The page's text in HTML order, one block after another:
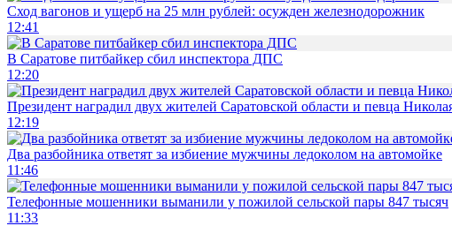
Сход вагонов и ущерб на 25 млн рублей: осужден железнодорожник
12:41
В Саратове питбайкер сбил инспектора ДПС
12:20
Президент наградил двух жителей Саратовской области и певца
12:19
Два разбойника ответят за избиение мужчины ледоколом на автомойке
11:46
Телефонные мошенники выманили у пожилой сельской пары 847 тысяч
11:33